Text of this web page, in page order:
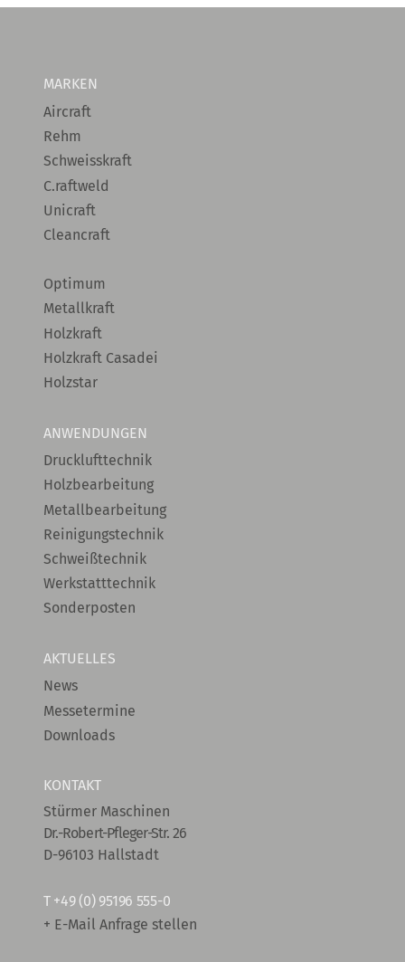
MARKEN
Aircraft
Rehm
Schweisskraft
C.raftweld
Unicraft
Cleancraft
Optimum
Metallkraft
Holzkraft
Holzkraft Casadei
Holzstar
ANWENDUNGEN
Drucklufttechnik
Holzbearbeitung
Metallbearbeitung
Reinigungstechnik
Schweißtechnik
Werkstatttechnik
Sonderposten
AKTUELLES
News
Messetermine
Downloads
KONTAKT
Stürmer Maschinen
Dr.-Robert-Pfleger-Str. 26
D-96103 Hallstadt
T +49 (0) 95196 555-0
+ E-Mail Anfrage stellen